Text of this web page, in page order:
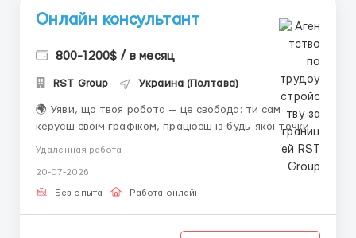
Онлайн консультант
800-1200$ / в месяц
RST Group Украина (Полтава)
🌍 Уяви, що твоя робота — це свобода: ти сам
керуєш своїм графіком, працюєш із будь-якої точки
світу та отримуєш зарплату у валюті. Не потрібно
вкладень, спеціальних знань чи досвіду — ми всьому
навчимо та дамо підтримку 24/7. 📌 Що потрібно від
тебе: Ноутбук/ПК та стабільний ...
Удаленная работа
20-07-2026
Без опыта Работа онлайн